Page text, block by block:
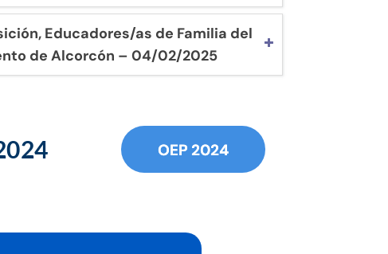
Educadores/as de Familia del
de Alcorcón – 04/02/2025
OEP 2024